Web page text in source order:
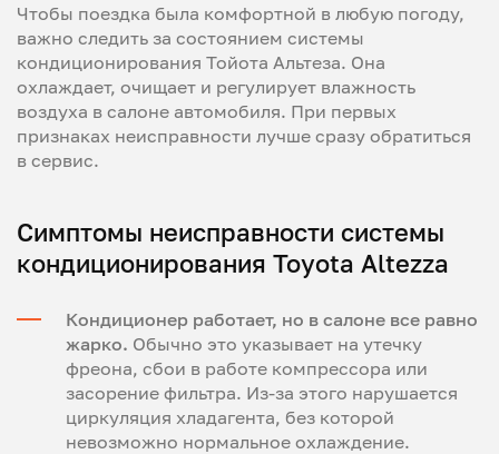
Чтобы поездка была комфортной в любую погоду,
важно следить за состоянием системы
кондиционирования Тойота Альтеза. Она
охлаждает, очищает и регулирует влажность
воздуха в салоне автомобиля. При первых
признаках неисправности лучше сразу обратиться
в сервис.
Симптомы неисправности системы
кондиционирования Toyota Altezza
Кондиционер работает, но в салоне все равно
жарко. Обычно это указывает на утечку
фреона, сбои в работе компрессора или
засорение фильтра. Из-за этого нарушается
циркуляция хладагента, без которой
невозможно нормальное охлаждение.